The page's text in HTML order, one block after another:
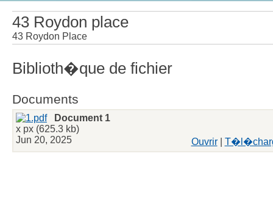
43 Roydon place
43 Roydon Place
Biblioth�que de fichier
Documents
Document 1
x px (625.3 kb)
Jun 20, 2025
Ouvrir|